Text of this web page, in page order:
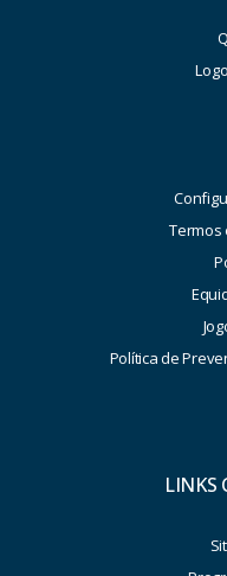
Termos
Política de
LINKS